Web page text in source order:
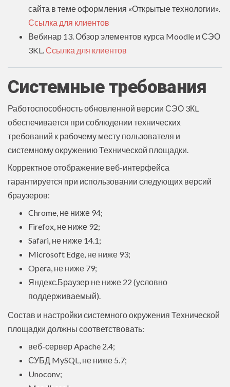
сайта в теме оформления «Открытые технологии».
Ссылка для клиентов
Вебинар 13. Обзор элементов курса Moodle и СЭО
3KL. Ссылка для клиентов
Системные требования
Работоспособность обновленной версии СЭО 3КL
обеспечивается при соблюдении технических
требований к рабочему месту пользователя и
системному окружению Технической площадки.
Корректное отображение веб-интерфейса
гарантируется при использовании следующих версий
браузеров:
Chrome, не ниже 94;
Firefox, не ниже 92;
Safari, не ниже 14.1;
Microsoft Edge, не ниже 93;
Opera, не ниже 79;
Яндекс.Браузер не ниже 22 (условно
поддерживаемый).
Состав и настройки системного окружения Технической
площадки должны соответствовать:
веб-сервер Apache 2.4;
СУБД MySQL, не ниже 5.7;
Unoconv;